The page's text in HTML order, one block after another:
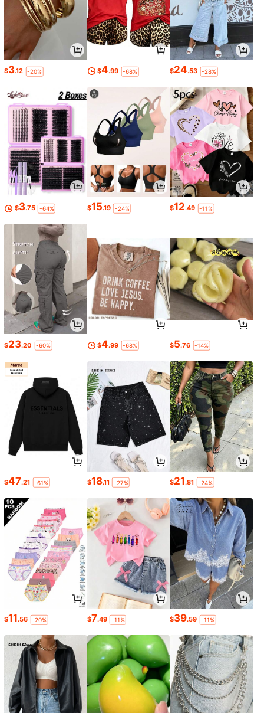
$3.12 -20% $4.99 -68% $24.53 -28%
$3.75 -64% $15.19 -24% $12.49 -11%
$23.20 -60% $4.99 -68% $5.76 -14%
$47.21 -61% $18.11 -27% $21.81 -24%
$11.56 -20% $7.49 -11% $39.59 -11%